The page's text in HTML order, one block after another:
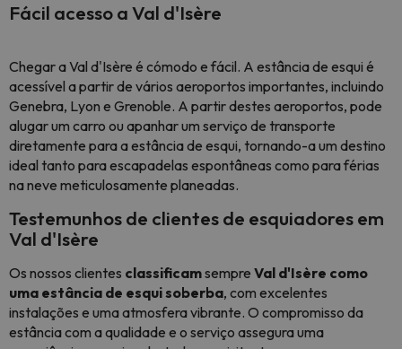
Fácil acesso a Val d'Isère
Chegar a Val d'Isère é cómodo e fácil. A estância de esqui é
acessível a partir de vários aeroportos importantes, incluindo
Genebra, Lyon e Grenoble. A partir destes aeroportos, pode
alugar um carro ou apanhar um serviço de transporte
diretamente para a estância de esqui, tornando-a um destino
ideal tanto para escapadelas espontâneas como para férias
na neve meticulosamente planeadas.
Testemunhos de clientes de esquiadores em
Val d'Isère
Os nossos clientes classificamsempre Val d'Isère como
uma estância de esqui soberba, com excelentes
instalações e uma atmosfera vibrante. O compromisso da
estância com a qualidade e o serviço assegura uma